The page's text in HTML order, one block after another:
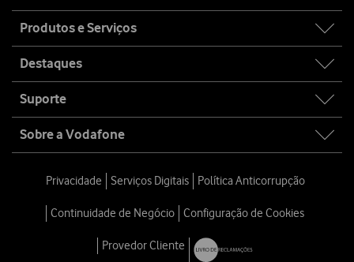
map
Produtos e Serviços
Destaques
Suporte
Sobre a Vodafone
Privacidade Serviços Digitais Política Anticorrupção
Continuidade de Negócio Configuração de Cookies
Provedor Cliente